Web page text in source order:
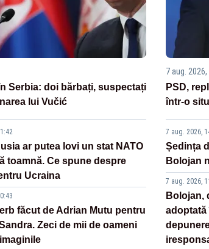
Serbia: doi bărbați, suspectați
lui Vučić
ar putea lovi un stat NATO
toamnă. Ce spune despre
Ucraina
făcut de Adrian Mutu pentru
Zeci de mii de oameni
7 aug. 2026,
PSD,
într-o
7 aug. 2026,
Ședința
Bolojan
7 aug. 2026,
Bolojan,
adoptată